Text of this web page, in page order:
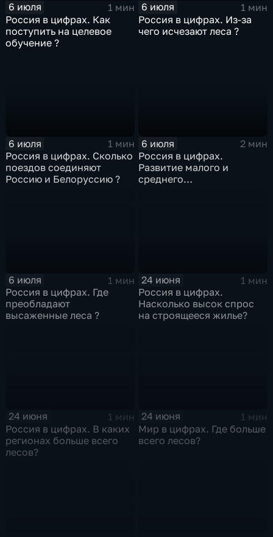
6 июля
1 мин
Россия в цифрах. Как
поступить на целевое
обучение ?
6 июля
1 мин
Россия в цифрах. Из-за
чего исчезают леса ?
6 июля
1 мин
Россия в цифрах. Сколько
поездов соединяют
Россию и Белоруссию ?
6 июля
2 мин
Россия в цифрах.
Развитие малого и
среднего
6 июля
1 мин
Россия в цифрах. Где
преобладают
высаженные леса ?
24 июня
1 мин
Россия в цифрах.
Насколько высок спрос
на строящееся жилье?
24 июня
1 мин
Россия в цифрах. В каких
регионах больше всего
лесов?
24 июня
1 мин
Мир в цифрах. Где больше
всего лесов?